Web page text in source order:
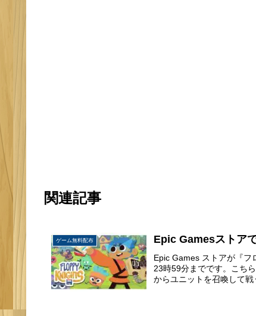
関連記事
ゲーム無料配布 Epic Gamesストア
Epic Games ストアが『フ
23時59分までです。こち
からユニットを召喚して戦